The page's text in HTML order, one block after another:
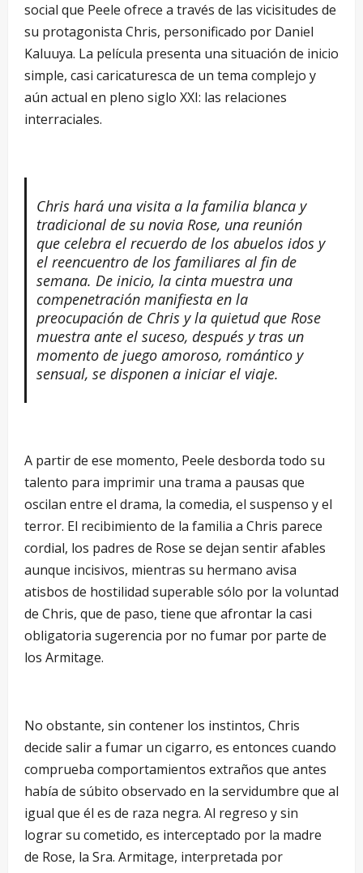
social que Peele ofrece a través de las vicisitudes de
su protagonista Chris, personificado por Daniel
Kaluuya. La película presenta una situación de inicio
simple, casi caricaturesca de un tema complejo y
aún actual en pleno siglo XXI: las relaciones
interraciales.
Chris hará una visita a la familia blanca y
tradicional de su novia Rose, una reunión
que celebra el recuerdo de los abuelos idos y
el reencuentro de los familiares al fin de
semana. De inicio, la cinta muestra una
compenetración manifiesta en la
preocupación de Chris y la quietud que Rose
muestra ante el suceso, después y tras un
momento de juego amoroso, romántico y
sensual, se disponen a iniciar el viaje.
A partir de ese momento, Peele desborda todo su
talento para imprimir una trama a pausas que
oscilan entre el drama, la comedia, el suspenso y el
terror. El recibimiento de la familia a Chris parece
cordial, los padres de Rose se dejan sentir afables
aunque incisivos, mientras su hermano avisa
atisbos de hostilidad superable sólo por la voluntad
de Chris, que de paso, tiene que afrontar la casi
obligatoria sugerencia por no fumar por parte de
los Armitage.
No obstante, sin contener los instintos, Chris
decide salir a fumar un cigarro, es entonces cuando
comprueba comportamientos extraños que antes
había de súbito observado en la servidumbre que al
igual que él es de raza negra. Al regreso y sin
lograr su cometido, es interceptado por la madre
de Rose, la Sra. Armitage, interpretada por